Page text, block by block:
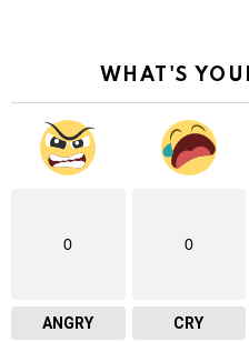
WHAT'S
0
ANGRY
0
CRY